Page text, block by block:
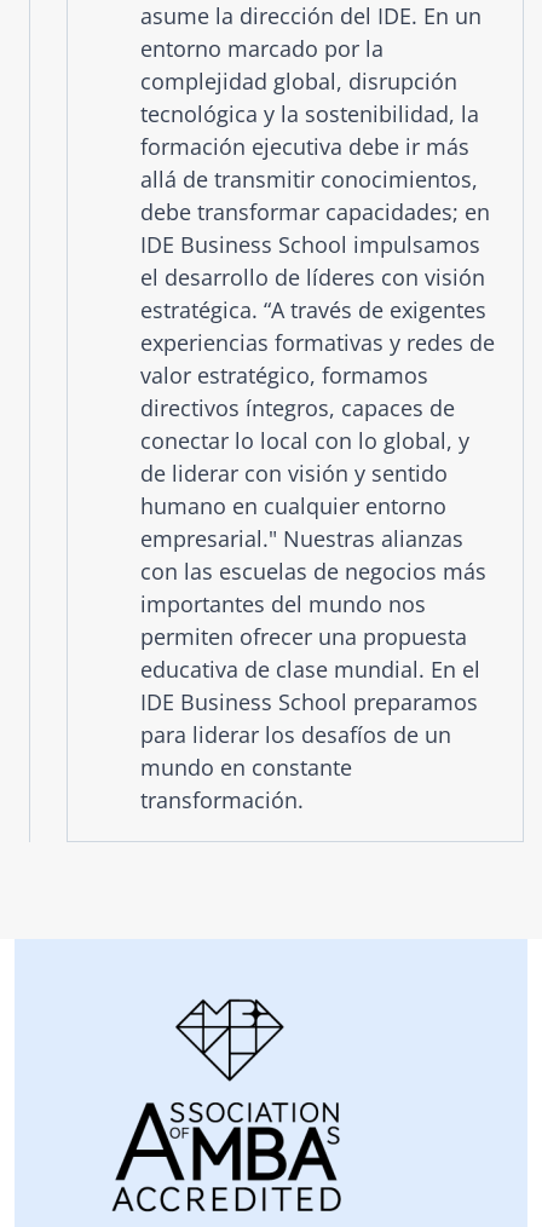
asume la dirección del IDE. En un
entorno marcado por la
complejidad global, disrupción
tecnológica y la sostenibilidad, la
formación ejecutiva debe ir más
allá de transmitir conocimientos,
debe transformar capacidades; en
IDE Business School impulsamos
el desarrollo de líderes con visión
estratégica. “A través de exigentes
experiencias formativas y redes de
valor estratégico, formamos
directivos íntegros, capaces de
conectar lo local con lo global, y
de liderar con visión y sentido
humano en cualquier entorno
empresarial." Nuestras alianzas
con las escuelas de negocios más
importantes del mundo nos
permiten ofrecer una propuesta
educativa de clase mundial. En el
IDE Business School preparamos
para liderar los desafíos de un
mundo en constante
transformación.